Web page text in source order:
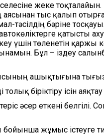
жеке
аясынан тыс қалып
тәсілдің бәріне
қатысты
үшін төленетін қаржы
Бұл – іздеу
ашықтығына
біріктіру ісін
әсер еткені белгілі.
бойынша жұмыс істеуге